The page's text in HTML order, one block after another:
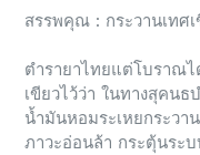
สรรพคุณ : กระวานเทศเ
ตำรายาไทยแต่โบราณไ
เขียวไว้ว่า ในทางสุคนธ
น้ำมันหอมระเหยกระวา
ภาวะอ่อนล้า กระตุ้นระ